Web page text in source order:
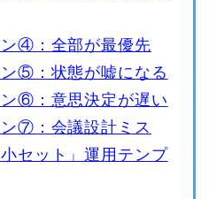
④：全部が最優先
⑤：状態が嘘になる
⑥：意思決定が遅い
⑦：会議設計ミス
セット」運用テンプ